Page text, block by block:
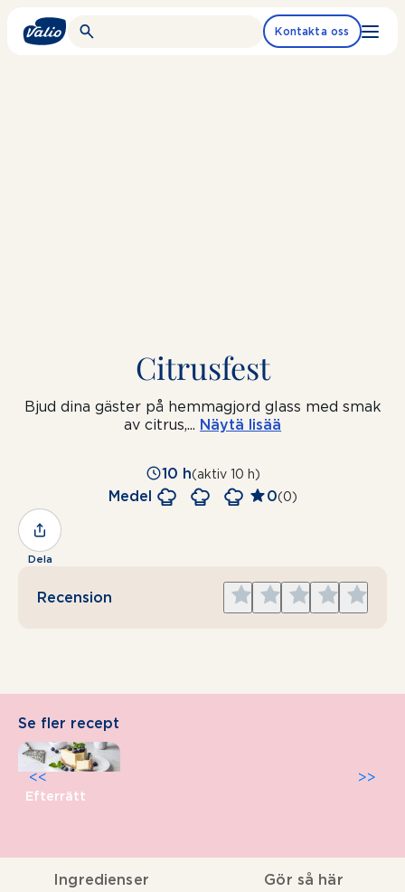
Kontakta oss
Citrusfest
Bjud dina gäster på hemmagjord glass med smak
av citrus,... Näytä lisää
10 h(aktiv 10 h)
Medel 0(0)
Dela
Recension
Give
5
Give
4
Give
3
Give
2
Give
1
Se fler recept
Efterrätt
>>
<<
Ingredienser Gör så här